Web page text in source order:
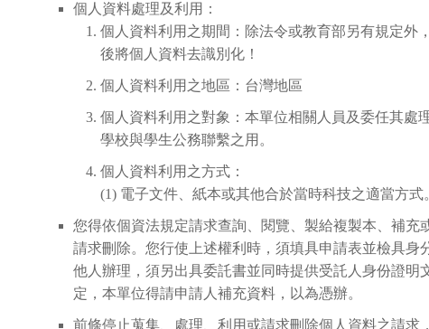
個人資料處理及利用：
個人資料利用之期間：除法令或教育部另有規定外
後將個人資料去識別化！
個人資料利用之地區：台灣地區
個人資料利用之對象：本單位相關人員及委任其處
學校與學生公務聯繫之用。
個人資料利用之方式：
(1) 電子文件、紙本或其他合於當時科技之適當方式
您得依個資法規定請求查詢、閱覽、製給複製本、補充
請求刪除。您行使上述權利時，須填具申請表並檢具身
他人辦理，須另出具委託書並同時提供受託人身份證明
定，本單位得請申請人補充資料，以為憑辦。
前條停止蒐集、處理、利用或請求刪除個人資料之請求